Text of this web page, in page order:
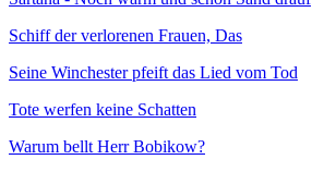
Schiff der verlorenen Frauen, Das
Seine Winchester pfeift das Lied vom Tod
Tote werfen keine Schatten
Warum bellt Herr Bobikow?